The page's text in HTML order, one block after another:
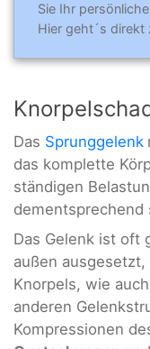
Sie Ihr
Hier geht´s direkt
Das Sprunggelenk
das komplette
ständigen
dementsprechend
Das Gelenk ist oft
außen
Knorpels, wie
anderen
Kompressionen